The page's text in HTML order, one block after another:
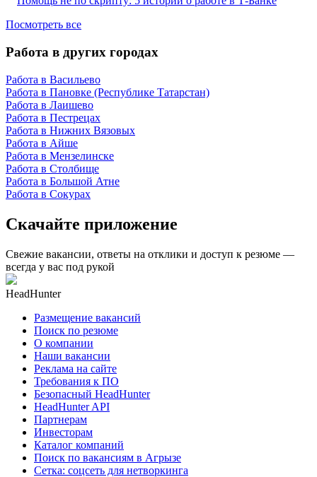
Посмотреть все
Работа в других городах
Работа в Васильево
Работа в Пановке (Республике Татарстан)
Работа в Лаишево
Работа в Пестрецах
Работа в Нижних Вязовых
Работа в Айше
Работа в Мензелинске
Работа в Столбище
Работа в Большой Атне
Работа в Сокурах
Скачайте приложение
Свежие вакансии, ответы на отклики и доступ к резюме —
всегда у вас под рукой
HeadHunter
Размещение вакансий
Поиск по резюме
О компании
Наши вакансии
Реклама на сайте
Требования к ПО
Безопасный HeadHunter
HeadHunter API
Партнерам
Инвесторам
Каталог компаний
Поиск по вакансиям в Агрызе
Сетка: соцсеть для нетворкинга